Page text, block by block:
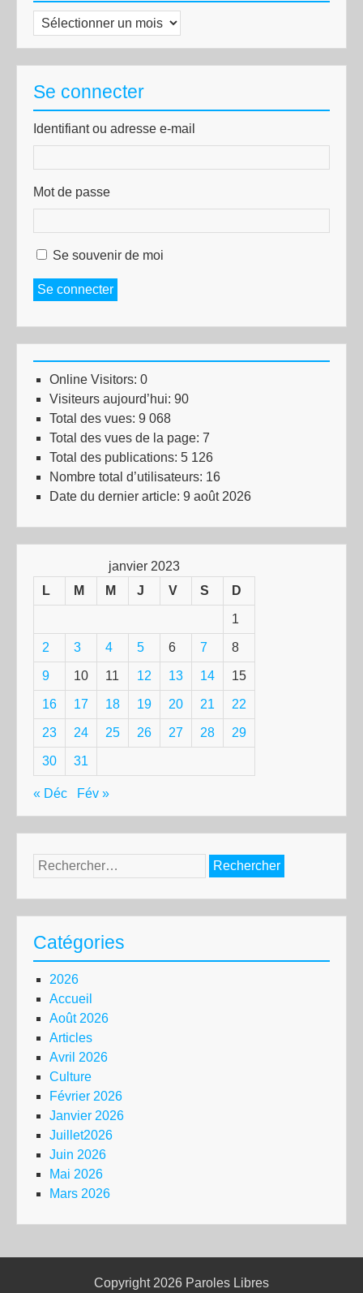
Archives
Se connecter
Identifiant ou adresse e-mail
Mot de passe
Se souvenir de moi
Se connecter
Online Visitors: 0
Visiteurs aujourd’hui: 90
Total des vues: 9 068
Total des vues de la page: 7
Total des publications: 5 126
Nombre total d’utilisateurs: 16
Date du dernier article: 9 août 2026
janvier 2023
L
M M J V S D
1
2 3 4 5 6 7 8
9 10 11 12 13 14 15
16 17 18 19 20 21 22
23 24 25 26 27 28 29
30 31
« Déc Fév »
Rechercher :
Catégories
2026
Accueil
Août 2026
Articles
Avril 2026
Culture
Février 2026
Janvier 2026
Juillet2026
Juin 2026
Mai 2026
Mars 2026
Copyright 2026 Paroles Libres